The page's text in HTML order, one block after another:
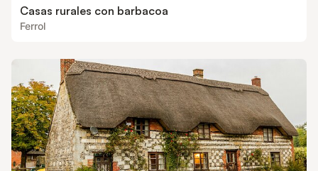
Casas rurales con barbacoa
Ferrol